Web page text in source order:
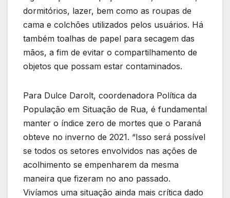
dormitórios, lazer, bem como as roupas de
cama e colchões utilizados pelos usuários. Há
também toalhas de papel para secagem das
mãos, a fim de evitar o compartilhamento de
objetos que possam estar contaminados.
Para Dulce Darolt, coordenadora Política da
População em Situação de Rua, é fundamental
manter o índice zero de mortes que o Paraná
obteve no inverno de 2021. “Isso será possível
se todos os setores envolvidos nas ações de
acolhimento se empenharem da mesma
maneira que fizeram no ano passado.
Vivíamos uma situação ainda mais crítica dado